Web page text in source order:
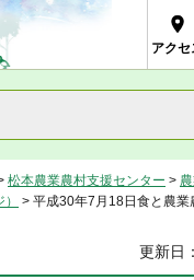
県Nagano Prefecture
アクセ
松本農業農村支援センター >
> 平成30年7月18日食と農業
更新日